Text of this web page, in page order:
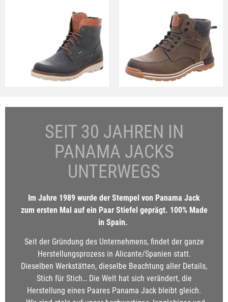
SEIT 30 JAHREN IN
PANAMA JACKS
UNTERWEGS
Im Jahre 1989 wurde der Stempel von Panama Jack
zum ersten Mal auf ein Paar Stiefel geprägt. 100% Made
in Spain.
Seit der Gründung des Unternehmens, findet der ganze
Herstellungsprozess in Alicante/Spanien statt.
Dieselben Werkstätten, dieselbe Beachtung aller Details,
Stich für Stich… Die Welt hat sich verändert, die
Herstellung eines Paares Panama Jack bleibt gleich.